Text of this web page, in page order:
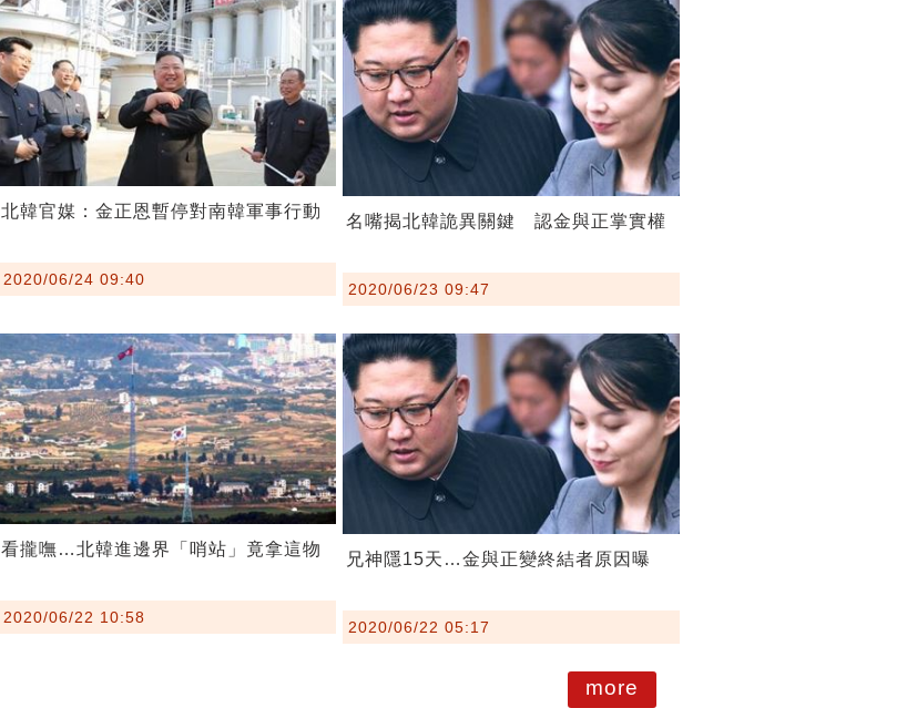
北韓官媒：金正恩暫停對南韓軍事行動
2020/06/24 09:40
名嘴揭北韓詭異關鍵 認金與正掌實權
2020/06/23 09:47
看攏嘸…北韓進邊界「哨站」竟拿這物
2020/06/22 10:58
兄神隱15天…金與正變終結者原因曝
2020/06/22 05:17
more